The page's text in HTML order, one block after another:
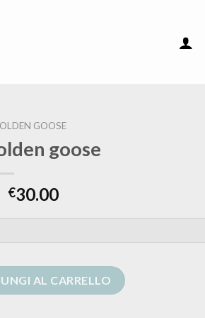
GOOSE
goose
€30.00
AL CARRELLO